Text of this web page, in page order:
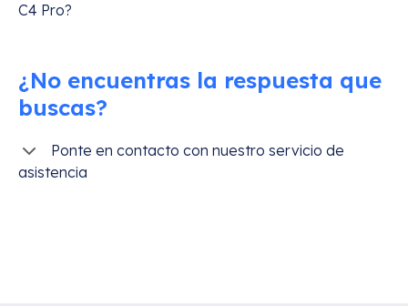
C4 Pro?
¿No encuentras la respuesta que
buscas?
Ponte en contacto con nuestro servicio de
asistencia